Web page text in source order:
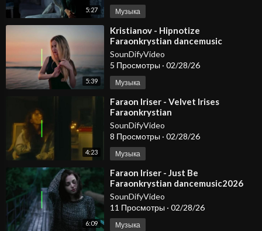
5:27 Музыка
5:39
⁣Kristianov - Hipnotize
Faraonkrystian dancemusic
arabicmusic carmusic
SounDifyVideo
5 Просмотры · 02/28/26
Музыка
4:23
⁣Faraon Iriser - Velvet Irises
Faraonkrystian
SounDifyVideo
8 Просмотры · 02/28/26
Музыка
6:09
⁣Faraon Iriser - Just Be
Faraonkrystian dancemusic2026
SounDifyVideo
11 Просмотры · 02/28/26
Музыка